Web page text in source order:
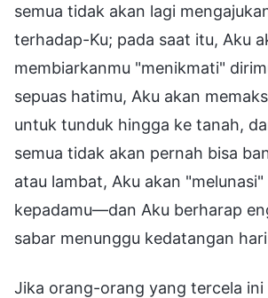
semua tidak akan lagi
terhadap-Ku; pada saat itu, Aku
membiarkanmu "menikmati"
sepuas hatimu, Aku akan
untuk tunduk hingga ke tanah,
semua tidak akan pernah bisa
atau lambat, Aku akan
kepadamu—dan Aku berharap
sabar menunggu kedatangan
Jika orang-orang yang tercela ini